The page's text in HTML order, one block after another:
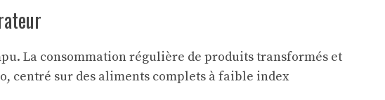
La consommation régulière de produits transformés et
centré sur des aliments complets à faible index